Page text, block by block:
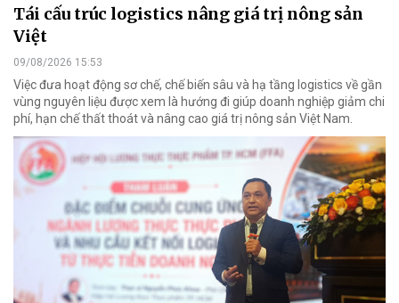
Tái cấu trúc logistics nâng giá trị nông sản
Việt
09/08/2026 15:53
Việc đưa hoạt động sơ chế, chế biến sâu và hạ tầng logistics về gần
vùng nguyên liệu được xem là hướng đi giúp doanh nghiệp giảm chi
phí, hạn chế thất thoát và nâng cao giá trị nông sản Việt Nam.